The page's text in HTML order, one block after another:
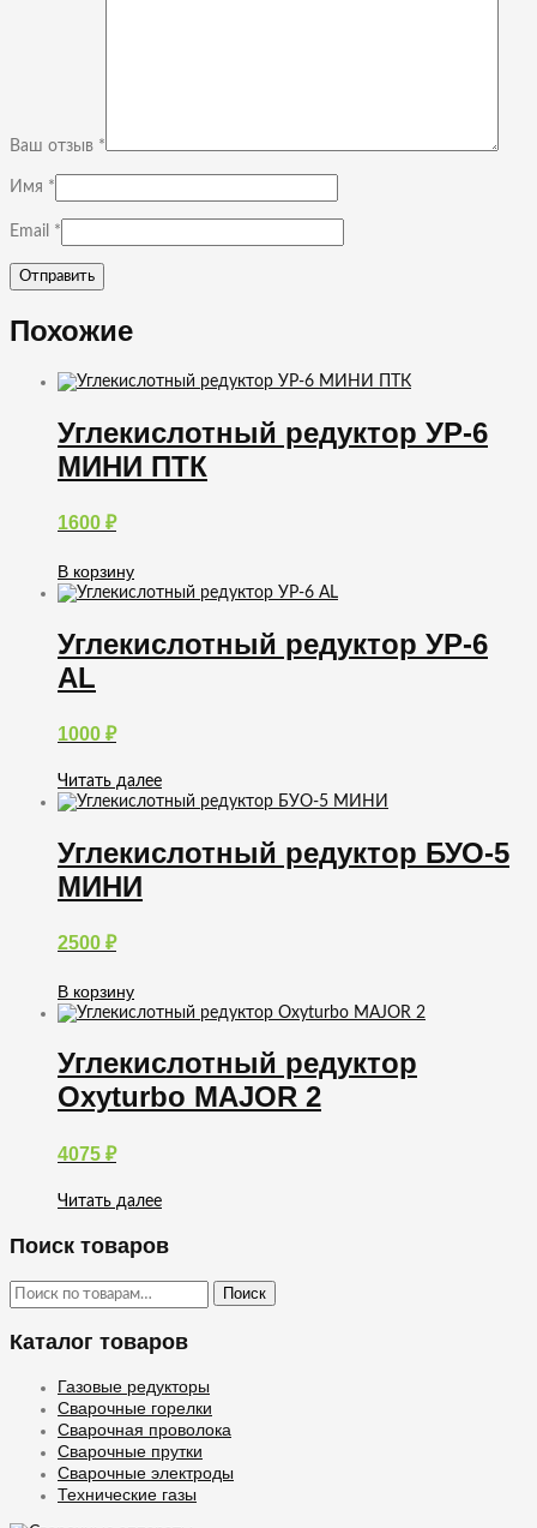
Ваш отзыв *
Имя *
Email *
Похожие
Углекислотный редуктор УР-6
МИНИ ПТК
1600 ₽
В корзину
Углекислотный редуктор УР-6
AL
1000 ₽
Читать далее
Углекислотный редуктор БУО-5
МИНИ
2500 ₽
В корзину
Углекислотный редуктор
Oxyturbo MAJOR 2
4075 ₽
Читать далее
Поиск товаров
Искать: Поиск
Каталог товаров
Газовые редукторы
Сварочные горелки
Сварочная проволока
Сварочные прутки
Сварочные электроды
Технические газы